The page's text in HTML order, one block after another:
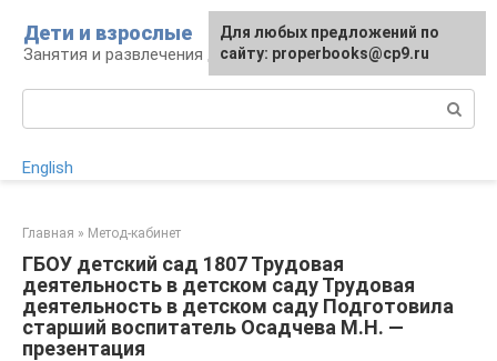
контенту
Дети и взрослые
Занятия и развлечения для дошкольников
English
Главная » Метод-кабинет
ГБОУ детский сад 1807 Трудовая
деятельность в детском саду Трудовая
деятельность в детском саду Подготовила
старший воспитатель Осадчева М.Н. —
презентация
Для любых предложений по
сайту: properbooks@cp9.ru